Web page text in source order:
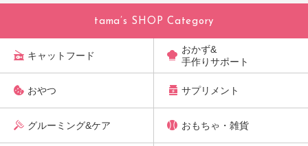
tama’s SHOP Category
キャットフード
おかず&
手作りサポート
おやつ サプリメント
グルーミング&ケア おもちゃ・雑貨